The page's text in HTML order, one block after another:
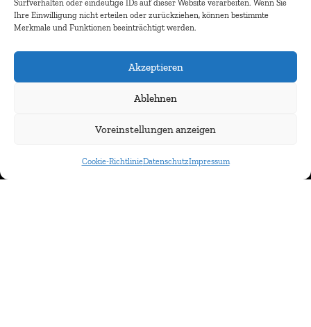
Surfverhalten oder eindeutige IDs auf dieser Website verarbeiten. Wenn Sie
Ihre Einwilligung nicht erteilen oder zurückziehen, können bestimmte
Merkmale und Funktionen beeinträchtigt werden.
Akzeptieren
Ablehnen
Voreinstellungen anzeigen
Cookie-RichtlinieDatenschutzImpressum
Newsletter abonnieren